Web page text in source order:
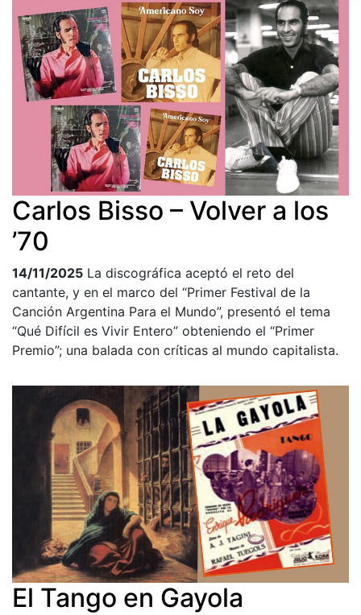
Carlos Bisso – Volver a los
’70
14/11/2025 La discográfica aceptó el reto del
cantante, y en el marco del “Primer Festival de la
Canción Argentina Para el Mundo”, presentó el tema
“Qué Difícil es Vivir Entero” obteniendo el “Primer
Premio”; una balada con críticas al mundo capitalista.
El Tango en Gayola